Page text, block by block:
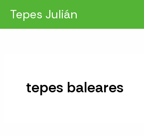
contenido
Tepes Julián
tepes baleares